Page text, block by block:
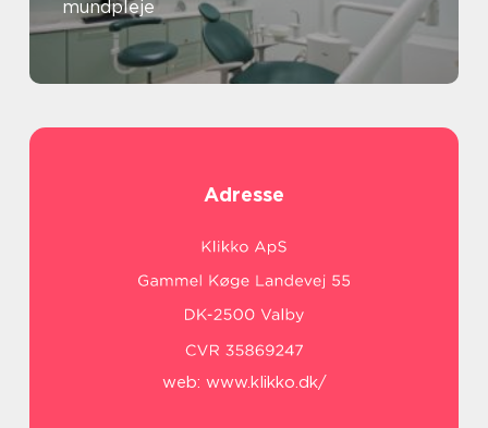
mundpleje
Adresse
web: www.klikko.dk/